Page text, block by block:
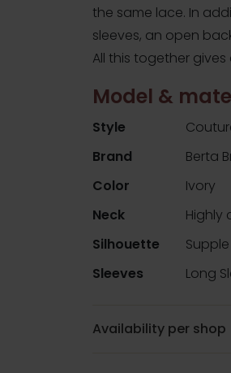
the same lace. In
sleeves, an open
All this together
Model &
Style
Brand
Berta
Color
Ivory
Neck
Highly
Silhouette
Supple
Sleeves
Long
Availability per shop